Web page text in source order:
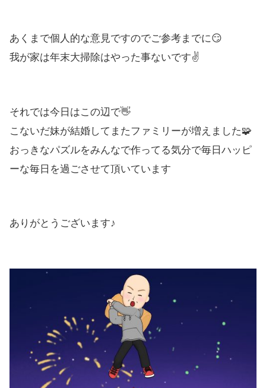
あくまで個人的な意見ですのでご参考までに😏
我が家は年末大掃除はやった事ないです✌️
それでは今日はこの辺で👋
こないだ妹が結婚してまたファミリーが増えました🧩
おっきなパズルをみんなで作ってる気分で毎日ハッピ
ーな毎日を過ごさせて頂いています
ありがとうございます♪